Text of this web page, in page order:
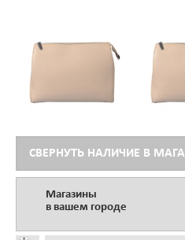
СВЕРНУТЬ НАЛИЧИЕ В
Магазины
в вашем городе